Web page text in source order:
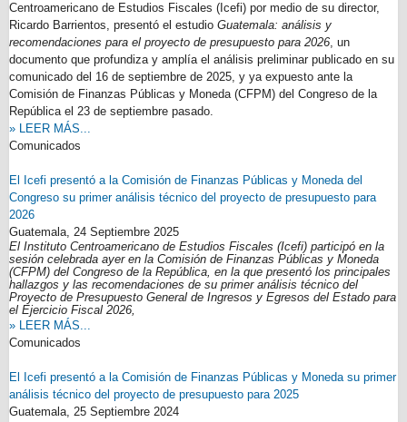
Centroamericano de Estudios Fiscales (Icefi) por medio de su director,
Ricardo Barrientos, presentó el estudio Guatemala: análisis y
recomendaciones para el proyecto de presupuesto para 2026, un
documento que profundiza y amplía el análisis preliminar publicado en su
comunicado del 16 de septiembre de 2025, y ya expuesto ante la
Comisión de Finanzas Públicas y Moneda (CFPM) del Congreso de la
República el 23 de septiembre pasado.
» LEER MÁS...
Comunicados
El Icefi presentó a la Comisión de Finanzas Públicas y Moneda del
Congreso su primer análisis técnico del proyecto de presupuesto para
2026
Guatemala, 24 Septiembre 2025
El Instituto Centroamericano de Estudios Fiscales (Icefi) participó en la
sesión celebrada ayer en la Comisión de Finanzas Públicas y Moneda
(CFPM) del Congreso de la República, en la que presentó los principales
hallazgos y las recomendaciones de su primer análisis técnico del
Proyecto de Presupuesto General de Ingresos y Egresos del Estado para
el Ejercicio Fiscal 2026,
» LEER MÁS...
Comunicados
El Icefi presentó a la Comisión de Finanzas Públicas y Moneda su primer
análisis técnico del proyecto de presupuesto para 2025
Guatemala, 25 Septiembre 2024